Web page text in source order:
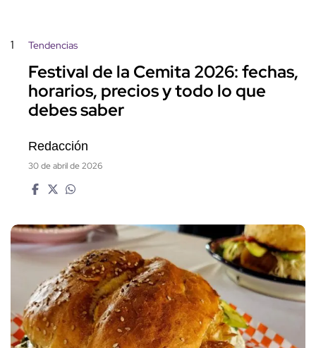
1 Tendencias
Festival de la Cemita 2026: fechas,
horarios, precios y todo lo que
debes saber
Redacción
30 de abril de 2026